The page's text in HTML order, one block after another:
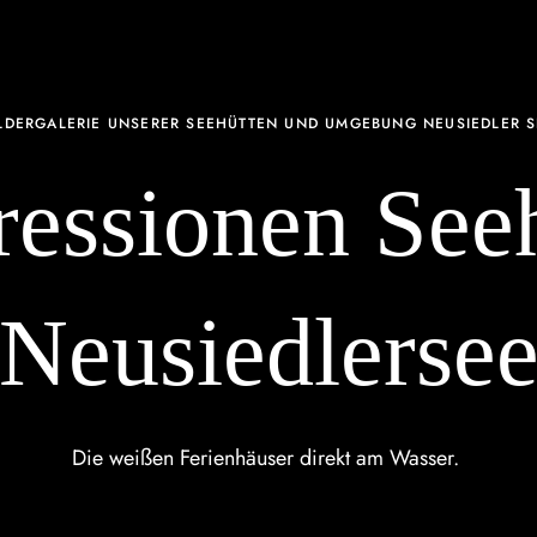
UNSERER SEEHÜTTEN UND UMGEBUNG NEUSIEDLER
Neusiedlersee
Die weißen Ferienhäuserdirekt am Wasser.